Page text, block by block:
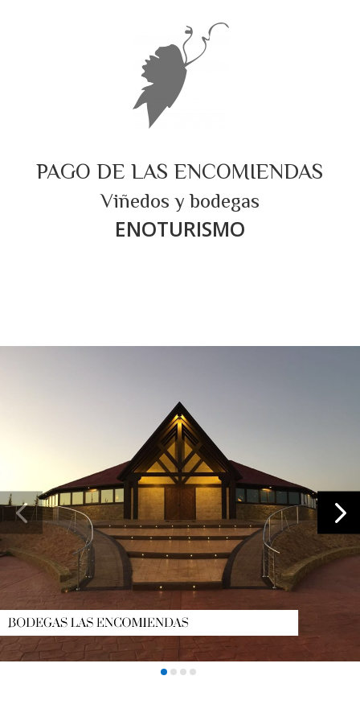
PAGO DE LAS ENCOMIENDAS
Viñedos y bodegas
ENOTURISMO